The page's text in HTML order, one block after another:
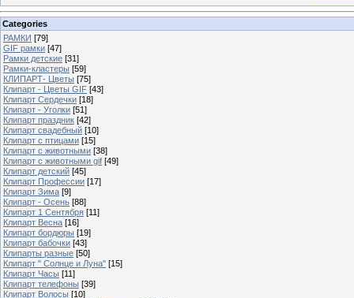
Categories
РАМКИ [79]
GIF рамки [47]
Рамки детские [31]
Рамки-кластеры [59]
КЛИПАРТ- Цветы [75]
Клипарт - Цветы GIF [43]
Клипарт Сердечки [18]
Клипарт - Уголки [51]
Клипарт праздник [42]
Клипарт свадебный [10]
Клипарт с птицами [15]
Клипарт с животными [38]
Клипарт с животными gif [49]
Клипарт детский [45]
Клипарт Профессии [17]
Клипарт Зима [9]
Клипарт - Осень [88]
Клипарт 1 Сентября [11]
Клипарт Весна [16]
Клипарт бордюры [19]
Клипарт бабочки [43]
Клипарты разные [50]
Клипарт " Солнце и Луна" [15]
Клипарт Часы [11]
Клипарт телефоны [39]
Клипарт Волосы [10]